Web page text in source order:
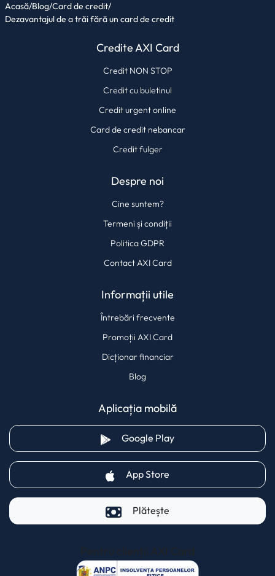
Acasă/Blog/Card de credit/
Dezavantajul de a trăi fără un card de credit
Credite AXI Card
Credit NON STOP
Credit cu buletinul
Credit urgent online
Card de credit nebancar
Credit fulger
Despre noi
Cine suntem?
Termeni și condiții
Politica GDPR
Contact AXI Card
Informații utile
Întrebări frecvente
Promoții AXI Card
Dicționar financiar
Blog
Aplicația mobilă
Google Play(opens in a new tab)
App Store
Plătește
Pentru clienții AXI Card
(opens in a new